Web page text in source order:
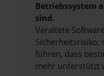
Betriebssystem
sind.
Veraltete
Sicherheitsrisiko,
führen, dass
mehr unterstützt